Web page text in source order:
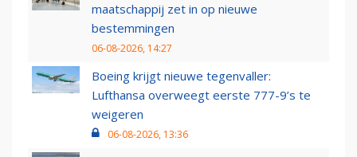
maatschappij zet in op nieuwe
bestemmingen
06-08-2026, 14:27
Boeing krijgt nieuwe tegenvaller:
Lufthansa overweegt eerste 777-9’s te
weigeren
06-08-2026, 13:36